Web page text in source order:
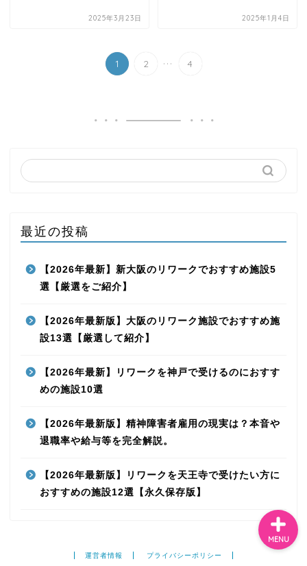
2025年3月23日 2025年1月4日
1 2 ... 4
最近の投稿
【2026年最新】新大阪のリワークでおすすめ施設5
選【厳選をご紹介】
【2026年最新版】大阪のリワーク施設でおすすめ施
設13選【厳選して紹介】
【2026年最新】リワークを神戸で受けるのにおすす
めの施設10選
【2026年最新版】精神障害者雇用の現実は？本音や
退職率や給与等を完全解説。
【2026年最新版】リワークを天王寺で受けたい方に
おすすめの施設12選【永久保存版】
運営者情報 プライバシーポリシー
MENU
大阪のリワーク施設11選